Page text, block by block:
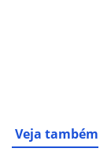
Veja também